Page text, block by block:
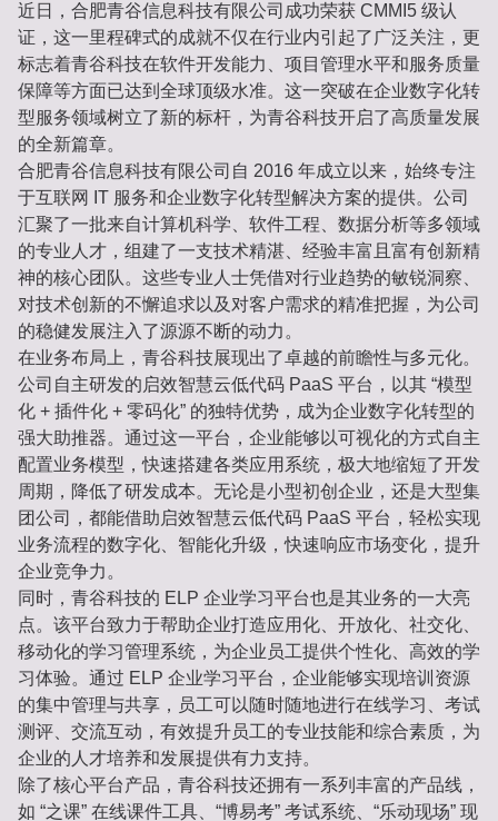
近日，合肥青谷信息科技有限公司成功荣获 CMMI5 级认
证，这一里程碑式的成就不仅在行业内引起了广泛关注，更
标志着青谷科技在软件开发能力、项目管理水平和服务质量
保障等方面已达到全球顶级水准。这一突破在企业数字化转
型服务领域树立了新的标杆，为青谷科技开启了高质量发展
的全新篇章。
合肥青谷信息科技有限公司自 2016 年成立以来，始终专注
于互联网 IT 服务和企业数字化转型解决方案的提供。公司
汇聚了一批来自计算机科学、软件工程、数据分析等多领域
的专业人才，组建了一支技术精湛、经验丰富且富有创新精
神的核心团队。这些专业人士凭借对行业趋势的敏锐洞察、
对技术创新的不懈追求以及对客户需求的精准把握，为公司
的稳健发展注入了源源不断的动力。
在业务布局上，青谷科技展现出了卓越的前瞻性与多元化。
公司自主研发的启效智慧云低代码 PaaS 平台，以其 “模型
化 + 插件化 + 零码化” 的独特优势，成为企业数字化转型的
强大助推器。通过这一平台，企业能够以可视化的方式自主
配置业务模型，快速搭建各类应用系统，极大地缩短了开发
周期，降低了研发成本。无论是小型初创企业，还是大型集
团公司，都能借助启效智慧云低代码 PaaS 平台，轻松实现
业务流程的数字化、智能化升级，快速响应市场变化，提升
企业竞争力。
同时，青谷科技的 ELP 企业学习平台也是其业务的一大亮
点。该平台致力于帮助企业打造应用化、开放化、社交化、
移动化的学习管理系统，为企业员工提供个性化、高效的学
习体验。通过 ELP 企业学习平台，企业能够实现培训资源
的集中管理与共享，员工可以随时随地进行在线学习、考试
测评、交流互动，有效提升员工的专业技能和综合素质，为
企业的人才培养和发展提供有力支持。
除了核心平台产品，青谷科技还拥有一系列丰富的产品线，
如 “之课” 在线课件工具、“博易考” 考试系统、“乐动现场” 现